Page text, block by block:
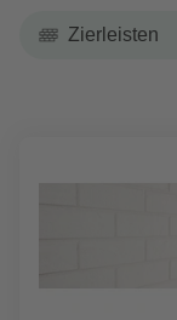
Zierleisten